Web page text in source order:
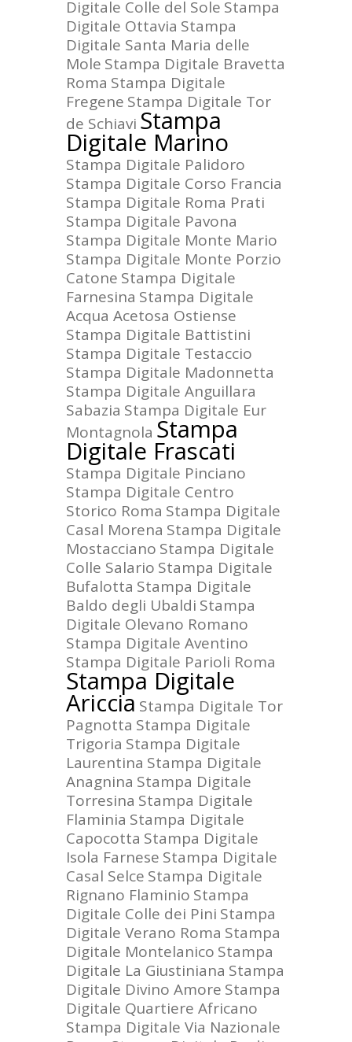
Digitale Colle del Sole Stampa
Digitale Ottavia Stampa
Digitale Santa Maria delle
Mole Stampa Digitale Bravetta
Roma Stampa Digitale
Fregene Stampa Digitale Tor
de Schiavi Stampa
Digitale Marino
Stampa Digitale Palidoro
Stampa Digitale Corso Francia
Stampa Digitale Roma Prati
Stampa Digitale Pavona
Stampa Digitale Monte Mario
Stampa Digitale Monte Porzio
Catone Stampa Digitale
Farnesina Stampa Digitale
Acqua Acetosa Ostiense
Stampa Digitale Battistini
Stampa Digitale Testaccio
Stampa Digitale Madonnetta
Stampa Digitale Anguillara
Sabazia Stampa Digitale Eur
Montagnola Stampa
Digitale Frascati
Stampa Digitale Pinciano
Stampa Digitale Centro
Storico Roma Stampa Digitale
Casal Morena Stampa Digitale
Mostacciano Stampa Digitale
Colle Salario Stampa Digitale
Bufalotta Stampa Digitale
Baldo degli Ubaldi Stampa
Digitale Olevano Romano
Stampa Digitale Aventino
Stampa Digitale Parioli Roma
Stampa Digitale
Ariccia Stampa Digitale Tor
Pagnotta Stampa Digitale
Trigoria Stampa Digitale
Laurentina Stampa Digitale
Anagnina Stampa Digitale
Torresina Stampa Digitale
Flaminia Stampa Digitale
Capocotta Stampa Digitale
Isola Farnese Stampa Digitale
Casal Selce Stampa Digitale
Rignano Flaminio Stampa
Digitale Colle dei Pini Stampa
Digitale Verano Roma Stampa
Digitale Montelanico Stampa
Digitale La Giustiniana Stampa
Digitale Divino Amore Stampa
Digitale Quartiere Africano
Stampa Digitale Via Nazionale